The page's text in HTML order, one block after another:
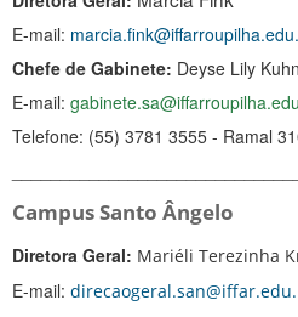
E-mail:
Chefe de Gabinete: Deyse Lily
E-mail:
Telefone: (55) 3781 3555 - Ramal
Campus Santo Ângelo
Diretora Geral: Mariéli Terezinha
E-mail: